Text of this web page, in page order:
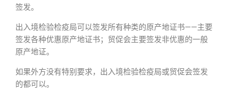
签发。
出入境检验检疫局可以签发所有种类的原产地证书——主要
签发各种优惠原产地证书；贸促会主要签发非优惠的一般
原产地证。
如果外方没有特别要求，出入境检验检疫局或贸促会签发
的都可以。